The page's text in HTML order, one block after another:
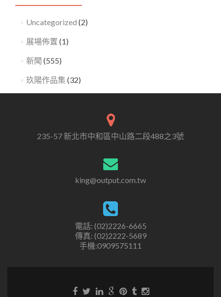
Uncategorized (2)
展場佈置 (1)
新聞 (555)
玖陽作品集 (32)
235-57 新北市中和區中山路二段488之3號
king@output.com.tw
電話: (02)2226-6665
傳真: (02)2222-5689
手機:0909575111